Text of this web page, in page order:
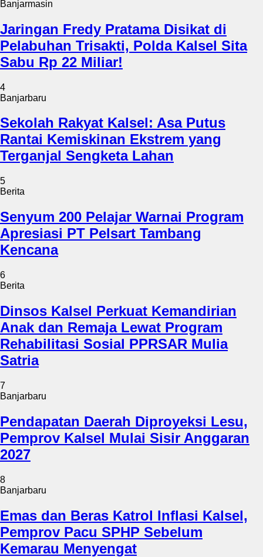
Banjarmasin
Jaringan Fredy Pratama Disikat di
Pelabuhan Trisakti, Polda Kalsel Sita
Sabu Rp 22 Miliar!
4
Banjarbaru
Sekolah Rakyat Kalsel: Asa Putus
Rantai Kemiskinan Ekstrem yang
Terganjal Sengketa Lahan
5
Berita
Senyum 200 Pelajar Warnai Program
Apresiasi PT Pelsart Tambang
Kencana
6
Berita
Dinsos Kalsel Perkuat Kemandirian
Anak dan Remaja Lewat Program
Rehabilitasi Sosial PPRSAR Mulia
Satria
7
Banjarbaru
Pendapatan Daerah Diproyeksi Lesu,
Pemprov Kalsel Mulai Sisir Anggaran
2027
8
Banjarbaru
Emas dan Beras Katrol Inflasi Kalsel,
Pemprov Pacu SPHP Sebelum
Kemarau Menyengat